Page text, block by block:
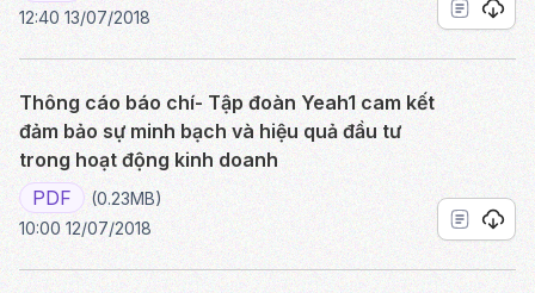
12:40 13/07/2018
Thông cáo báo chí- Tập đoàn Yeah1 cam kết
đảm bảo sự minh bạch và hiệu quả đầu tư
trong hoạt động kinh doanh
PDF
(0.23MB)
10:00 12/07/2018